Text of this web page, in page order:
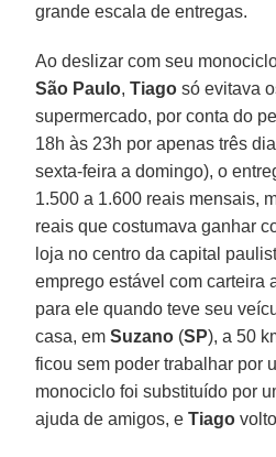
grande escala de entregas.
Ao deslizar com seu
São Paulo,Tiago só evitava
supermercado, por conta do
18h às 23h por apenas três
sexta-feira a domingo), o
1.500 a 1.600 reais mensais,
reais que costumava ganhar
loja no centro da capital
emprego estável com carteira
para ele quando teve seu
casa, emSuzano (SP), a 50
ficou sem poder trabalhar por
monociclo foi substituído por
ajuda de amigos, eTiago